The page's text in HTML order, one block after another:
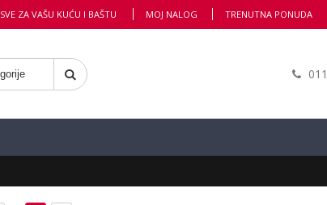
MOJ NALOG TRENUTNA PONUDA
SVE ZA VAŠU KUĆU I BAŠTU